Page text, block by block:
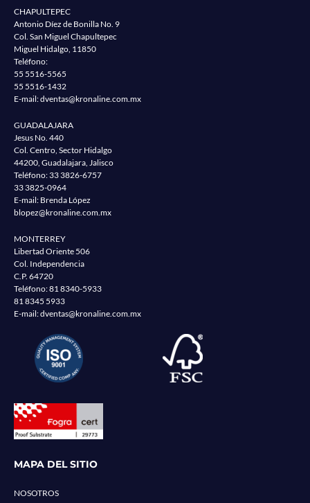
CHAPULTEPEC
Antonio Díez de Bonilla No. 9
Col. San Miguel Chapultepec
Miguel Hidalgo, 11850
Teléfono:
55 5516-5565
55 5516-1432
E-mail:dventas@kronaline.com.mx
GUADALAJARA
Jesus No. 440
Col. Centro, Sector Hidalgo
44200, Guadalajara, Jalisco
Teléfono: 33 3826-6757
33 3825-0964
E-mail: Brenda López
blopez@kronaline.com.mx
MONTERREY
Libertad Oriente 506
Col. Independencia
C.P. 64720
Teléfono:81 8340-5933
81 8345 5933
E-mail:dventas@kronaline.com.mx
MAPA DEL SITIO
NOSOTROS